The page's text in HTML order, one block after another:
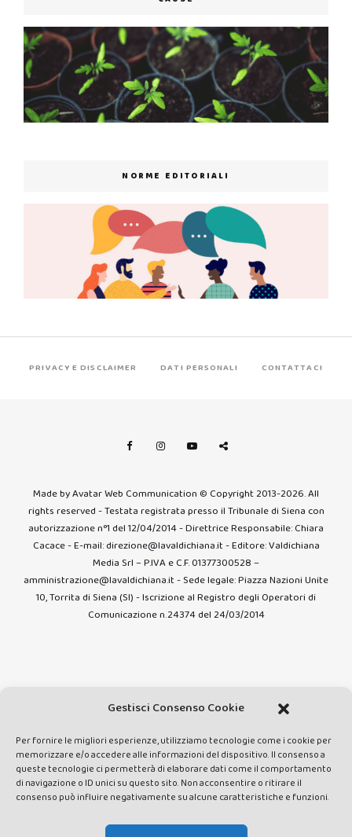
Gestisci Consenso Cookie
Per fornire le migliori esperienze, utilizziamo tecnologie come i cookie per
memorizzare e/o accedere alle informazioni del dispositivo. Il consenso a
queste tecnologie ci permetterà di elaborare dati come il comportamento
di navigazione o ID unici su questo sito. Non acconsentire o ritirare il
consenso può influire negativamente su alcune caratteristiche e funzioni.
NORME EDITORIALI
PRIVACY E DISCLAIMER DATI PERSONALI CONTATTACI
Made by Avatar Web Communication © Copyright 2013-2026. All
rights reserved - Testata registrata presso il Tribunale di Siena con
autorizzazione n°1 del 12/04/2014 - Direttrice Responsabile: Chiara
Cacace - E-mail: direzione@lavaldichiana.it - Editore: Valdichiana
Media Srl – P.IVA e C.F. 01377300528 –
amministrazione@lavaldichiana.it - Sede legale: Piazza Nazioni Unite
10, Torrita di Siena (SI) - Iscrizione al Registro degli Operatori di
Comunicazione n.24374 del 24/03/2014